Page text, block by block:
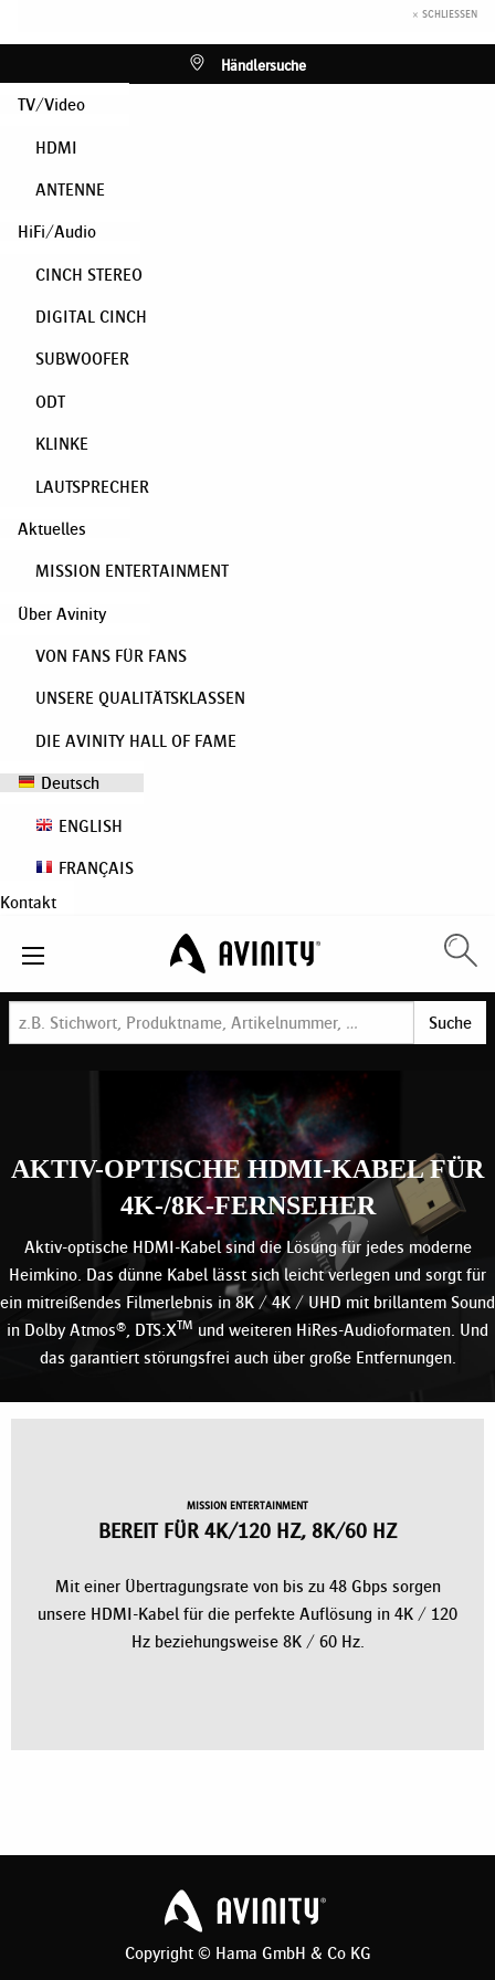
× SCHLIESSEN
Händlersuche
TV/Video
HDMI
ANTENNE
HiFi/Audio
CINCH STEREO
DIGITAL CINCH
SUBWOOFER
ODT
KLINKE
LAUTSPRECHER
Aktuelles
MISSION ENTERTAINMENT
Über Avinity
VON FANS FÜR FANS
UNSERE QUALITÄTSKLASSEN
DIE AVINITY HALL OF FAME
Deutsch
ENGLISH
FRANÇAIS
Kontakt
Suche
AKTIV-OPTISCHE HDMI-KABEL FÜR
4K-/8K-FERNSEHER
Aktiv-optische HDMI-Kabel sind die Lösung für jedes moderne
Heimkino. Das dünne Kabel lässt sich leicht verlegen und sorgt für
ein mitreißendes Filmerlebnis in 8K / 4K / UHD mit brillantem Sound
in Dolby Atmos®, DTS:XTM und weiteren HiRes-Audioformaten. Und
das garantiert störungsfrei auch über große Entfernungen.
ZUBEHÖR FÜR HIFI-KOMPONENTEN
Cinch- und Klinkensteckern eine störungssichere Signalübertragung,
die sich positiv auf die Klangqualität auswirkt.
kommen möchte, benötigt das richtige Equipment. Mit unseren
Gaming-Erlebnis ohne Lags, Tearing und Shuttering garantiert.
MISSION ENTERTAINMENT
BEREIT FÜR 4K/120 HZ, 8K/60 HZ
Mit einer Übertragungsrate von bis zu 48 Gbps sorgen
unsere HDMI-Kabel für die perfekte Auflösung in 4K / 120
Hz beziehungsweise 8K / 60 Hz.
Copyright © Hama GmbH & Co KG